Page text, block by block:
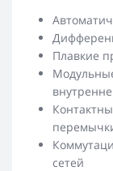
Плавкие
сетей